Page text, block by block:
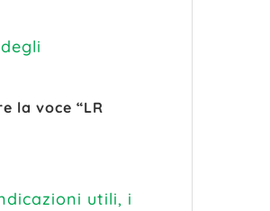
la voce “LR
utili, i